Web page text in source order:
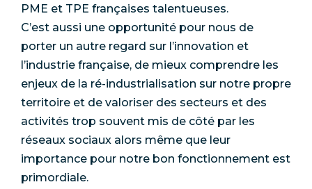
PME et TPE françaises talentueuses.
C’est aussi une opportunité pour nous de
porter un autre regard sur l’innovation et
l’industrie française, de mieux comprendre les
enjeux de la ré-industrialisation sur notre propre
territoire et de valoriser des secteurs et des
activités trop souvent mis de côté par les
réseaux sociaux alors même que leur
importance pour notre bon fonctionnement est
primordiale.